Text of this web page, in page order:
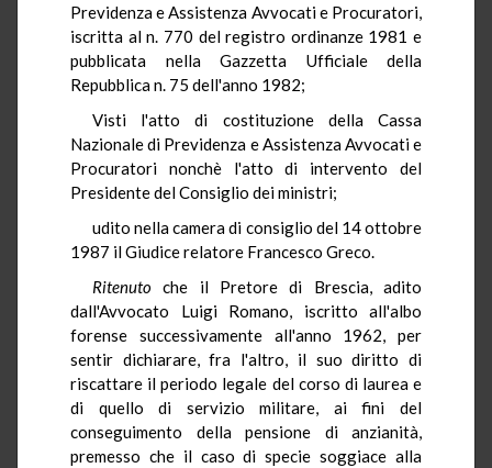
Previdenza e Assistenza Avvocati e Procuratori,
iscritta al n. 770 del registro ordinanze 1981 e
pubblicata nella Gazzetta Ufficiale della
Repubblica n. 75 dell'anno 1982;
Visti l'atto di costituzione della Cassa
Nazionale di Previdenza e Assistenza Avvocati e
Procuratori nonchè l'atto di intervento del
Presidente del Consiglio dei ministri;
udito nella camera di consiglio del 14 ottobre
1987 il Giudice relatore Francesco Greco.
Ritenuto che il Pretore di Brescia, adito
dall'Avvocato Luigi Romano, iscritto all'albo
forense successivamente all'anno 1962, per
sentir dichiarare, fra l'altro, il suo diritto di
riscattare il periodo legale del corso di laurea e
di quello di servizio militare, ai fini del
conseguimento della pensione di anzianità,
premesso che il caso di specie soggiace alla